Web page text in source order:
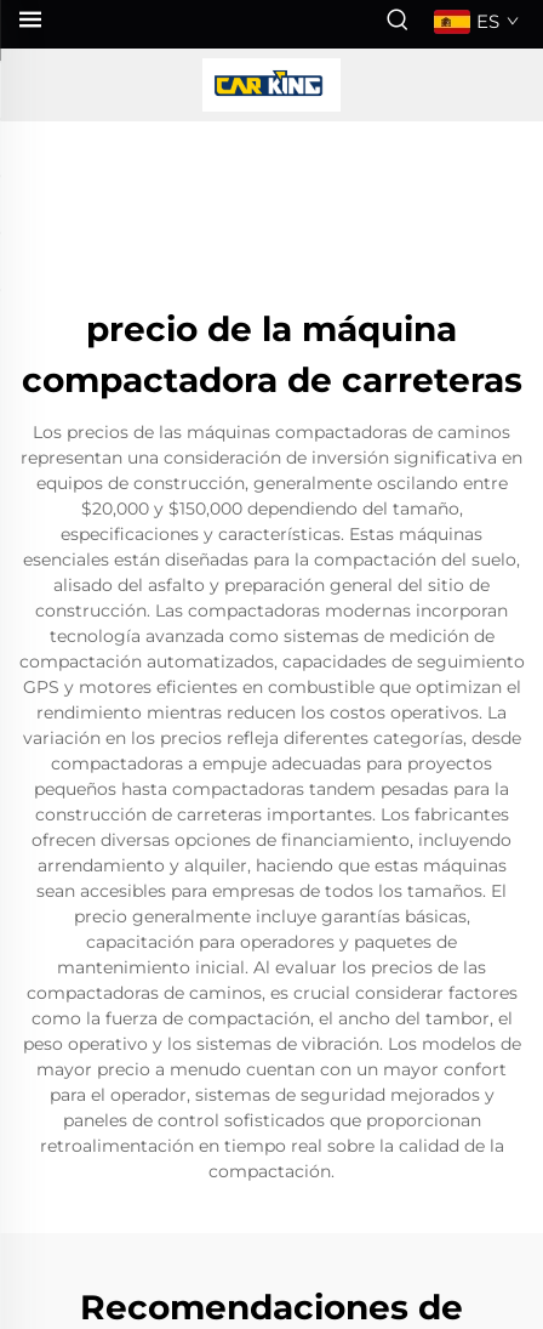
ES
precio de la máquina
compactadora de carreteras
Los precios de las máquinas compactadoras de caminos
representan una consideración de inversión significativa en
equipos de construcción, generalmente oscilando entre
$20,000 y $150,000 dependiendo del tamaño,
especificaciones y características. Estas máquinas
esenciales están diseñadas para la compactación del suelo,
alisado del asfalto y preparación general del sitio de
construcción. Las compactadoras modernas incorporan
tecnología avanzada como sistemas de medición de
compactación automatizados, capacidades de seguimiento
GPS y motores eficientes en combustible que optimizan el
rendimiento mientras reducen los costos operativos. La
variación en los precios refleja diferentes categorías, desde
compactadoras a empuje adecuadas para proyectos
pequeños hasta compactadoras tandem pesadas para la
construcción de carreteras importantes. Los fabricantes
ofrecen diversas opciones de financiamiento, incluyendo
arrendamiento y alquiler, haciendo que estas máquinas
sean accesibles para empresas de todos los tamaños. El
precio generalmente incluye garantías básicas,
capacitación para operadores y paquetes de
mantenimiento inicial. Al evaluar los precios de las
compactadoras de caminos, es crucial considerar factores
como la fuerza de compactación, el ancho del tambor, el
peso operativo y los sistemas de vibración. Los modelos de
mayor precio a menudo cuentan con un mayor confort
para el operador, sistemas de seguridad mejorados y
paneles de control sofisticados que proporcionan
retroalimentación en tiempo real sobre la calidad de la
compactación.
Recomendaciones de